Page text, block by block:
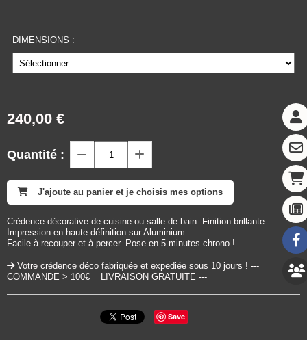
DIMENSIONS :
240,00 €
Quantité :
J'ajoute au panier et je choisis mes options
Crédence décorative de cuisine ou salle de bain. Finition brillante.
Impression en haute définition sur Aluminium.
Facile à recouper et à percer. Pose en 5 minutes chrono !
Votre crédence déco fabriquée et expediée sous 10 jours ! ---
COMMANDE > 100€ = LIVRAISON GRATUITE ---
Save